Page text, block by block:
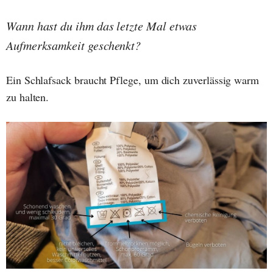
Wann hast du ihm das letzte Mal etwas
Aufmerksamkeit geschenkt?
Ein Schlafsack braucht Pflege, um dich zuverlässig warm
zu halten.